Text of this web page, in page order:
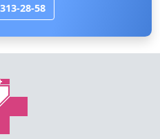
28-58